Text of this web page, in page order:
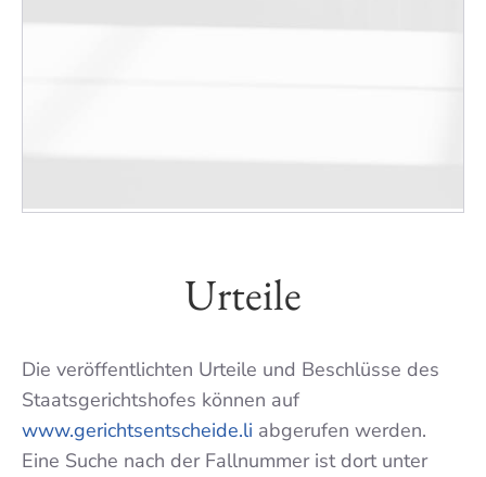
Urteile
Die veröffentlichten Urteile und Beschlüsse des
Staatsgerichtshofes können auf
www.gerichtsentscheide.li abgerufen werden.
Eine Suche nach der Fallnummer ist dort unter